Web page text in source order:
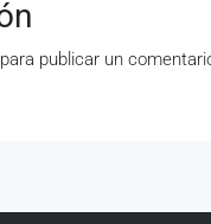
para publicar un